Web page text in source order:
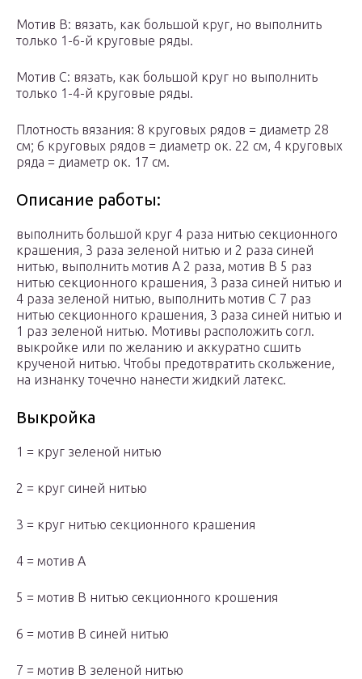
Мотив В: вязать, как большой круг, но выполнить
только 1-6-й круговые ряды.
Мотив С: вязать, как большой круг но выполнить
только 1-4-й круговые ряды.
Плотность вязания: 8 круговых рядов = диаметр 28
см; 6 круговых рядов = диаметр ок. 22 см, 4 круговых
ряда = диаметр ок. 17 см.
Описание работы:
выполнить большой круг 4 раза нитью секционного
крашения, 3 раза зеленой нитью и 2 раза синей
нитью, выполнить мотив А 2 раза, мотив В 5 раз
нитью секционного крашения, 3 раза синей нитью и
4 раза зеленой нитью, выполнить мотив С 7 раз
нитью секционного крашения, 3 раза синей нитью и
1 раз зеленой нитью. Мотивы расположить согл.
выкройке или по желанию и аккуратно сшить
крученой нитью. Чтобы предотвратить скольжение,
на изнанку точечно нанести жидкий латекс.
Выкройка
1 = круг зеленой нитью
2 = круг синей нитью
3 = круг нитью секционного крашения
4 = мотив А
5 = мотив В нитью секционного крошения
6 = мотив В синей нитью
7 = мотив В зеленой нитью